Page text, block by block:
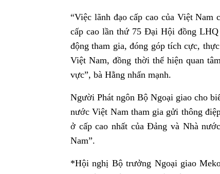
“Việc lãnh đạo cấp cao của Việt
cấp cao lần thứ 75 Đại Hội đồng
động tham gia, đóng góp tích cực,
Việt Nam, đồng thời thể hiện quan
vực”, bà Hằng nhấn mạnh.
Người Phát ngôn Bộ Ngoại giao cho
nước Việt Nam tham gia gửi thông
ở cấp cao nhất của Đảng và Nhà
Nam”.
*Hội nghị Bộ trưởng Ngoại giao